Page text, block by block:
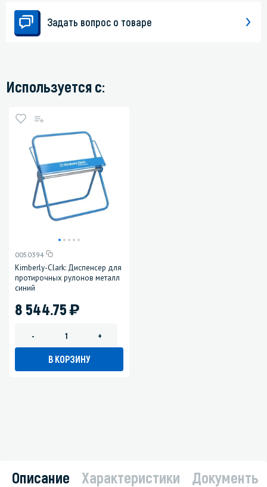
Задать вопрос о товаре
Используется с:
0050394
Kimberly-Clark: Диспенсер для
протирочных рулонов металл
синий
8 544.75)
- +
В КОРЗИНУ
Описание Характеристики Документы